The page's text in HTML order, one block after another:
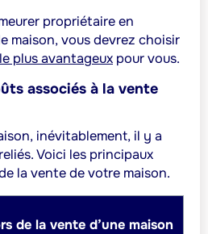
propriétaire en
maison, vous devrez choisir
plus avantageux pour vous.
associés à la vente
inévitablement, il y a
Voici les principaux
la vente de votre maison.
de la vente d’une maison